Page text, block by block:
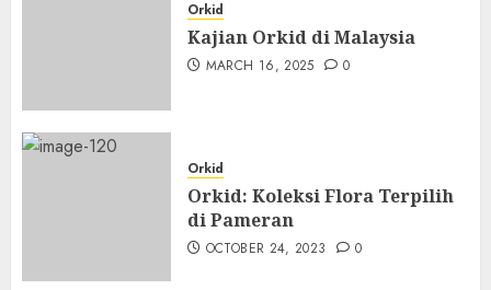
Orkid
Kajian Orkid di Malaysia
MARCH 16, 2025 0
Orkid
Orkid: Koleksi Flora Terpilih
di Pameran
OCTOBER 24, 2023 0